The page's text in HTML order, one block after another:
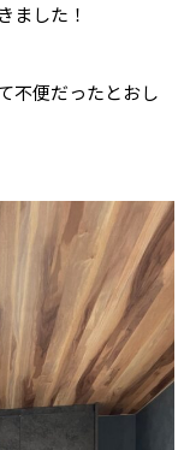
ました！
不便だったとおし